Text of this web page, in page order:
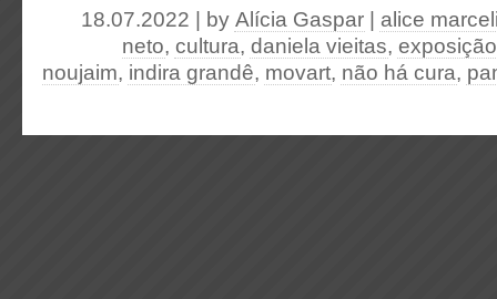
18.07.2022 | by Alícia Gaspar
alice
neto, cultura, daniela vieitas, exposição
noujaim, indira grandê, movart, não há cura,